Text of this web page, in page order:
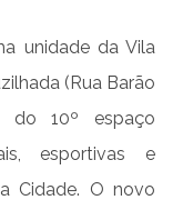
unidade da Vila
(Rua Barão
do 10º espaço
esportivas e
Cidade. O novo